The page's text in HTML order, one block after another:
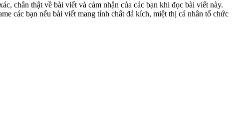
chân thật về bài viết và cảm nhận của các bạn khi đọc bài viết này.
các bạn nếu bài viết mang tính chất đả kích, miệt thị cá nhân tổ chức